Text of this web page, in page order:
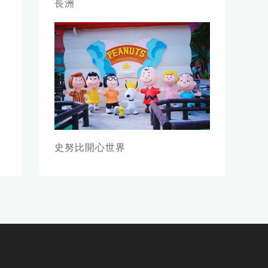
長洲
史努比開心世界